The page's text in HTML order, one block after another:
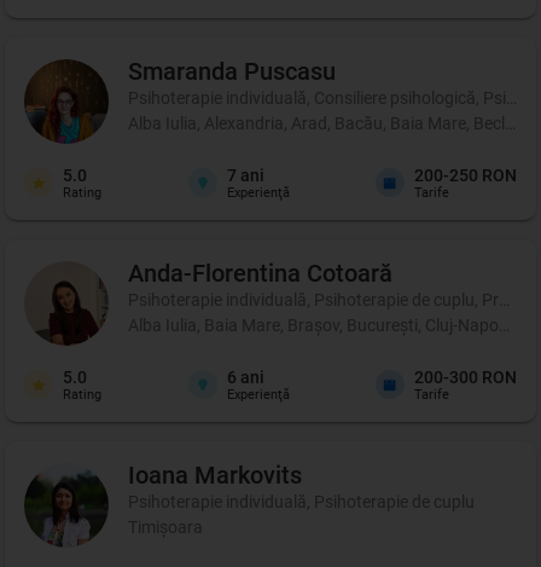
Smaranda Puscasu
Psihoterapie individuală, Consiliere psihologică,
Alba Iulia, Alexandria, Arad, Bacău, Baia Mare,
5.0
Rating
7 ani
Experienţă
200-250 RON
Tarife
Anda-Florentina Cotoară
Psihoterapie individuală, Psihoterapie de cuplu, Profil
Alba Iulia, Baia Mare, Brașov, București, Cluj-Napoca,
5.0
Rating
6 ani
Experienţă
200-300 RON
Tarife
Ioana Markovits
Psihoterapie individuală, Psihoterapie de cuplu
Timișoara